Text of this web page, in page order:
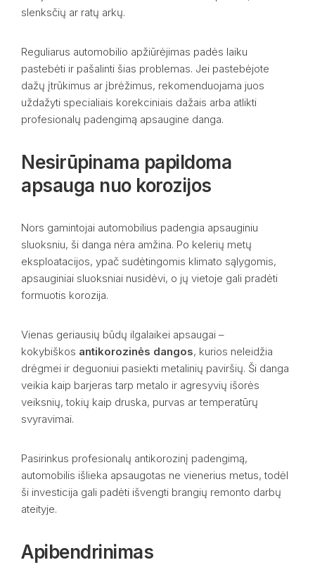
slenksčių ar ratų arkų.
Reguliarus automobilio apžiūrėjimas padės laiku
pastebėti ir pašalinti šias problemas. Jei pastebėjote
dažų įtrūkimus ar įbrėžimus, rekomenduojama juos
uždažyti specialiais korekciniais dažais arba atlikti
profesionalų padengimą apsaugine danga.
Nesirūpinama papildoma
apsauga nuo korozijos
Nors gamintojai automobilius padengia apsauginiu
sluoksniu, ši danga nėra amžina. Po kelerių metų
eksploatacijos, ypač sudėtingomis klimato sąlygomis,
apsauginiai sluoksniai nusidėvi, o jų vietoje gali pradėti
formuotis korozija.
Vienas geriausių būdų ilgalaikei apsaugai –
kokybiškos antikorozinės dangos, kurios neleidžia
drėgmei ir deguoniui pasiekti metalinių paviršių. Ši danga
veikia kaip barjeras tarp metalo ir agresyvių išorės
veiksnių, tokių kaip druska, purvas ar temperatūrų
svyravimai.
Pasirinkus profesionalų antikorozinį padengimą,
automobilis išlieka apsaugotas ne vienerius metus, todėl
ši investicija gali padėti išvengti brangių remonto darbų
ateityje.
Apibendrinimas